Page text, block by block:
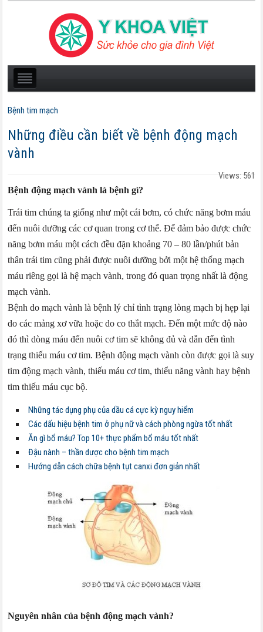
Bệnh tim mạch
Những điều cần biết về bệnh động mạch
vành
Views: 561
Bệnh động mạch vành là bệnh gì?
Trái tim chúng ta giống như một cái bơm, có chức năng bơm máu
đến nuôi dưỡng các cơ quan trong cơ thể. Để đảm bảo được chức
năng bơm máu một cách đều đặn khoảng 70 – 80 lần/phút bản
thân trái tim cũng phải được nuôi dưỡng bởi một hệ thống mạch
máu riêng gọi là hệ mạch vành, trong đó quan trọng nhất là động
mạch vành.
Bệnh do mạch vành là bệnh lý chỉ tình trạng lòng mạch bị hẹp lại
do các mảng xơ vữa hoặc do co thắt mạch. Đến một mức độ nào
đó thì dòng máu đến nuôi cơ tim sẽ không đủ và dẫn đến tình
trạng thiếu máu cơ tim. Bệnh động mạch vành còn được gọi là suy
tim động mạch vành, thiếu máu cơ tim, thiểu năng vành hay bệnh
tim thiếu máu cục bộ.
Những tác dụng phụ của dầu cá cực kỳ nguy hiểm
Các dấu hiệu bệnh tim ở phụ nữ và cách phòng ngừa tốt nhất
Ăn gì bổ máu? Top 10+ thực phẩm bổ máu tốt nhất
Đậu nành – thần dược cho bệnh tim mạch
Hướng dẫn cách chữa bệnh tụt canxi đơn giản nhất
Nguyên nhân của bệnh động mạch vành?